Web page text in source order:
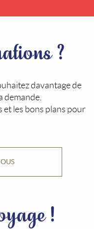
?
davantage de
demande.
et les bons plans pour
!